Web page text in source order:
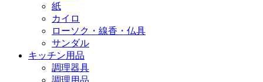
紙
カイロ
ローソク・線香・仏具
サンダル
キッチン用品
調理器具
調理用品